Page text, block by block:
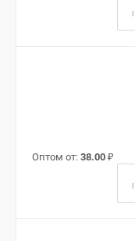
Оптом от: 38.00 ₽